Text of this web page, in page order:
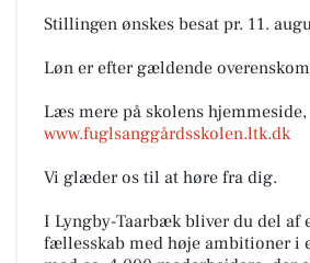
Stillingen ønskes besat pr. 11.
Løn er efter gældende
Læs mere på skolens hjemmeside,
www.fuglsanggårdsskolen.ltk.dk
Vi glæder os til at høre fra dig.
I Lyngby-Taarbæk bliver du del
fællesskab med høje ambitioner i